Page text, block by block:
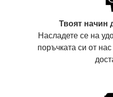
Твоят начин
Насладете се на
поръчката си от